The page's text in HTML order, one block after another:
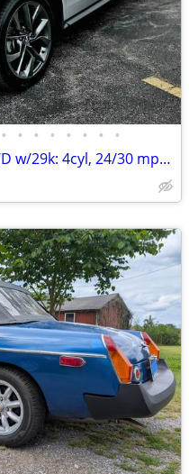
• • • • • • • •
2019 Infiniti QX50 Sensory AWD w/29k: 4cyl, 24/30 mpg, BOSE,PANO roof!